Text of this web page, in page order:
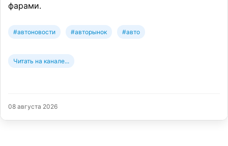
фарами.
#автоновости #авторынок #авто
Читать на канале...
08 августа 2026